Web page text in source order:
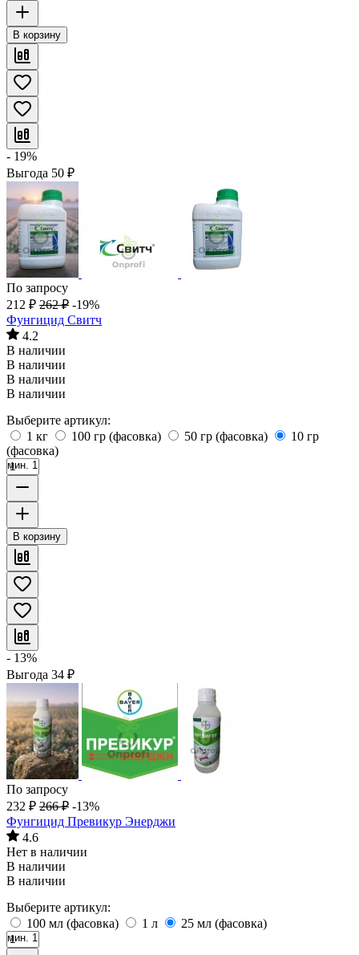
В корзину
- 19%
Выгода 50 ₽
По запросу
212 ₽ 262 ₽ -19%
Фунгицид Свитч
4.2
В наличии
В наличии
В наличии
В наличии
Выберите артикул:
1 кг
100 гр (фасовка) 50 гр (фасовка)
10 гр
(фасовка)
мин. 1
В корзину
- 13%
Выгода 34 ₽
По запросу
232 ₽ 266 ₽ -13%
Фунгицид Превикур Энерджи
4.6
Нет в наличии
В наличии
В наличии
Выберите артикул:
100 мл (фасовка)
1 л 25 мл (фасовка)
мин. 1